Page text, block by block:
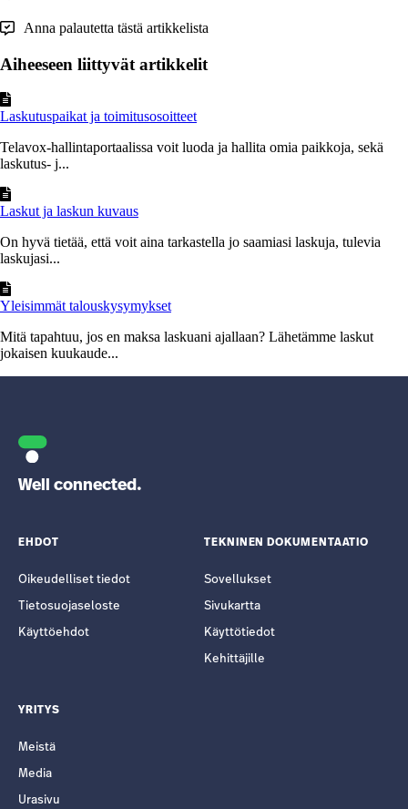
Anna palautetta tästä artikkelista
Aiheeseen liittyvät artikkelit
Laskutuspaikat ja toimitusosoitteet
Telavox-hallintaportaalissa voit luoda ja hallita omia paikkoja, sekä
laskutus- j...
Laskut ja laskun kuvaus
On hyvä tietää, että voit aina tarkastella jo saamiasi laskuja, tulevia
laskujasi...
Yleisimmät talouskysymykset
Mitä tapahtuu, jos en maksa laskuani ajallaan? Lähetämme laskut
jokaisen kuukaude...
Well connected.
EHDOT
Oikeudelliset tiedot
Tietosuojaseloste
Käyttöehdot
TEKNINEN DOKUMENTAATIO
Sovellukset
Sivukartta
Käyttötiedot
Kehittäjille
YRITYS
Meistä
Media
Urasivu